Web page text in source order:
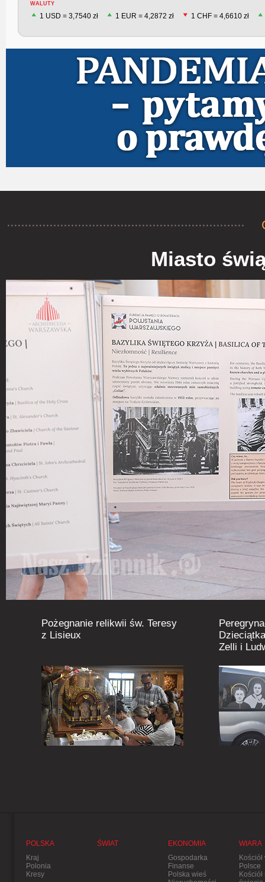
WALUTY
1 USD = 3,7540 zł 1 EUR = 4,2872 zł 1 CHF = 4,6610 zł
Miasto
Pożegnanie relikwii św. Teresy
z Lisieux
Zelli i
POLSKA
Kraj
Polonia
Kresy
ŚWIAT
EKONOMIA
Gospodarka
Finanse
Polska wieś
WIARA
Kościół
Polsce
Kościół